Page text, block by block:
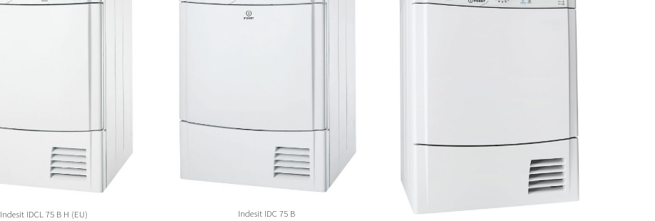
Indesit IDCL 75 B H (EU) Indesit IDC 75 B